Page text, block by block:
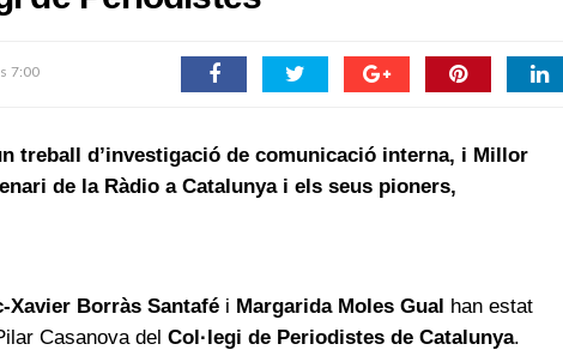
7:00
treball d’investigació de comunicació interna, i Millor
de la Ràdio a Catalunya i els seus pioners,
Xavier Borràs Santafé i Margarida Moles Gual han estat
Casanova del Col·legi de Periodistes de Catalunya.